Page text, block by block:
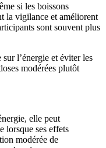
si les boissons
la vigilance et améliorent
sont souvent plus
l’énergie et éviter les
modérées plutôt
elle peut
lorsque ses effets
modérée de